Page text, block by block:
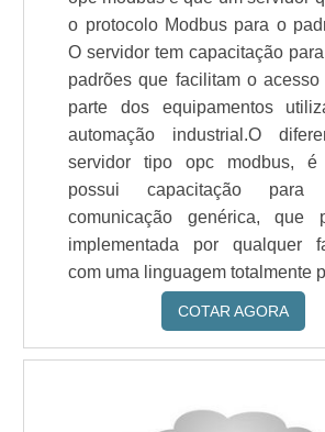
o protocolo Modbus para o
O servidor tem capacitação
padrões que facilitam o
parte dos equipamentos
automação industrial.O
servidor tipo opc modbus,
possui capacitação
comunicação genérica, que
implementada por qualquer
com uma linguagem totalmente
COTAR AGORA